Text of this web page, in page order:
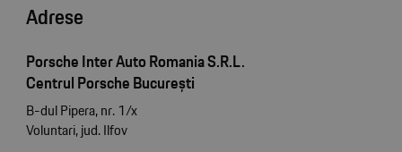
Adrese
Porsche Inter Auto Romania S.R.L.
Centrul Porsche București
B-dul Pipera, nr. 1/x
Voluntari, jud. Ilfov